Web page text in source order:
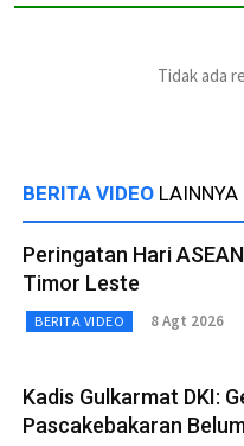
Tidak ada
BERITA VIDEO LAINNYA
Peringatan Hari
Timor Leste
BERITA VIDEO 8 Agt 2026
Kadis Gulkarmat DKI:
Pascakebakaran